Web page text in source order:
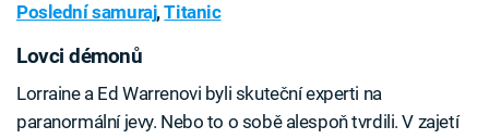
Poslední samuraj,Titanic
Lovci démonů
Lorraine a Ed Warrenovi byli skuteční experti na
paranormální jevy. Nebo to o sobě alespoň tvrdili. V zajetí